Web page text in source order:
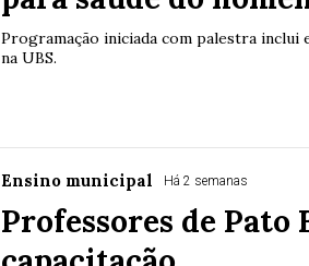
Programação iniciada com palestra inclui
na UBS.
Ensino municipal Há 2 semanas
Professores de